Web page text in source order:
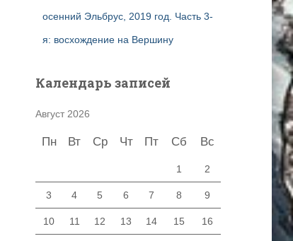
осенний Эльбрус, 2019 год. Часть 3-
я: восхождение на Вершину
Календарь записей
Август 2026
Пн Вт Ср Чт Пт Сб Вс
1 2
3 4 5 6 7 8 9
10 11 12 13 14 15 16